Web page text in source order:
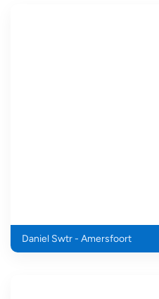
Daniel Swtr - Amersfoort